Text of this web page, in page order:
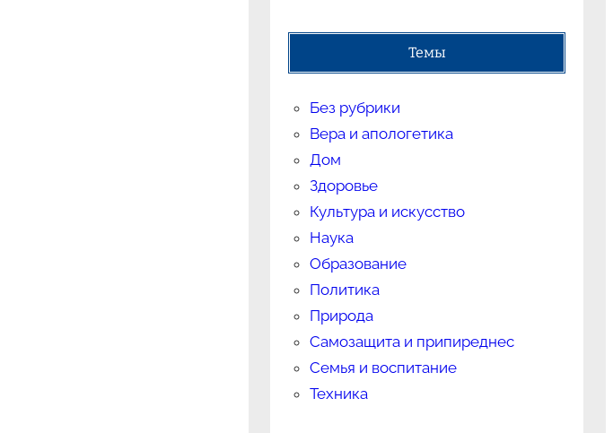
Темы
Без рубрики
Вера и апологетика
Дом
Здоровье
Культура и искусство
Наука
Образование
Политика
Природа
Самозащита и припиреднес
Семья и воспитание
Техника